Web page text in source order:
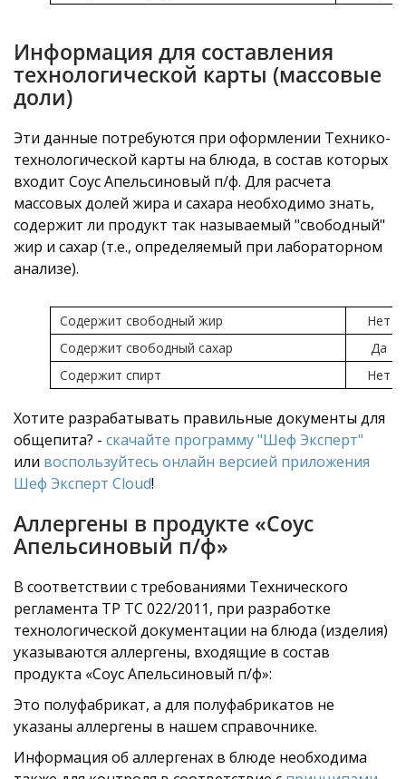
Информация для составления
технологической карты (массовые
доли)
Эти данные потребуются при оформлении Технико-
технологической карты на блюда, в состав которых
входит Соус Апельсиновый п/ф. Для расчета
массовых долей жира и сахара необходимо знать,
содержит ли продукт так называемый "свободный"
жир и сахар (т.е., определяемый при лабораторном
анализе).
Содержит свободный жир
Нет
Содержит свободный сахар
Да
Содержит спирт
Нет
Хотите разрабатывать правильные документы для
общепита? - скачайте программу "Шеф Эксперт"
или воспользуйтесь онлайн версией приложения
Шеф Эксперт Cloud!
Аллергены в продукте «Соус
Апельсиновый п/ф»
В соответствии с требованиями Технического
регламента ТР ТС 022/2011, при разработке
технологической документации на блюда (изделия)
указываются аллергены, входящие в состав
продукта «Соус Апельсиновый п/ф»:
Это полуфабрикат, а для полуфабрикатов не
указаны аллергены в нашем справочнике.
Информация об аллергенах в блюде необходима